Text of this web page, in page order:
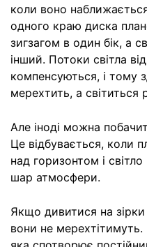
коли воно
одного краю диска
зигзагом в один бік, а
інший. Потоки світла
компенсуються, і тому
мерехтить, а світиться
Але іноді можна
Це відбувається, коли
над горизонтом і
шар атмосфери.
Якщо дивитися на
вони не